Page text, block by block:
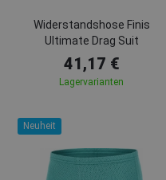
Widerstandshose Finis
Ultimate Drag Suit
41,17 €
Lagervarianten
Neuheit